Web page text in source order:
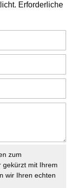
Erforderliche
zum
gekürzt mit Ihrem
wir Ihren echten